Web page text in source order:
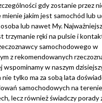
gdy zostanie przez
mienie jakim jest samochód lub
lub nawet My.
trzymanie ręki na pulsie i
samochodowego w
z rekomendowanych
w naszym
tylko ma za sobą lata
samochodowych na
lecz również świadczy porady